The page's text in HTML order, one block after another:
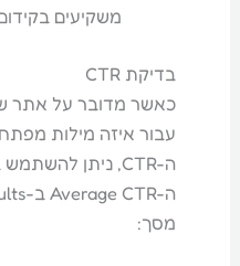
משקיעים
בדיקת CTR
כאשר מדובר על אתר
עבור איזה מילות
ה-CTR, ניתן להשתמש ב
מסך: